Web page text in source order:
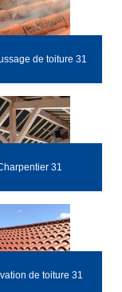
de toiture 31
31
de toiture 31